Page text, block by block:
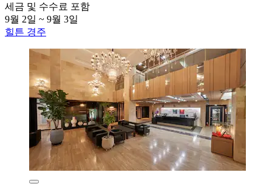
세금 및 수수료 포함
9월 2일 ~ 9월 3일
힐튼 경주